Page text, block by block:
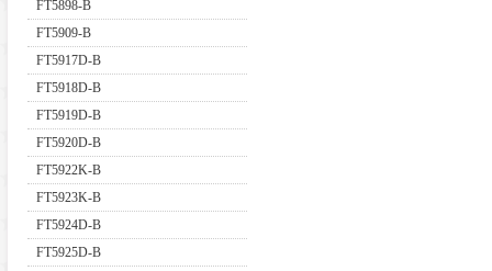
FT5898-B
FT5909-B
FT5917D-B
FT5918D-B
FT5919D-B
FT5920D-B
FT5922K-B
FT5923K-B
FT5924D-B
FT5925D-B